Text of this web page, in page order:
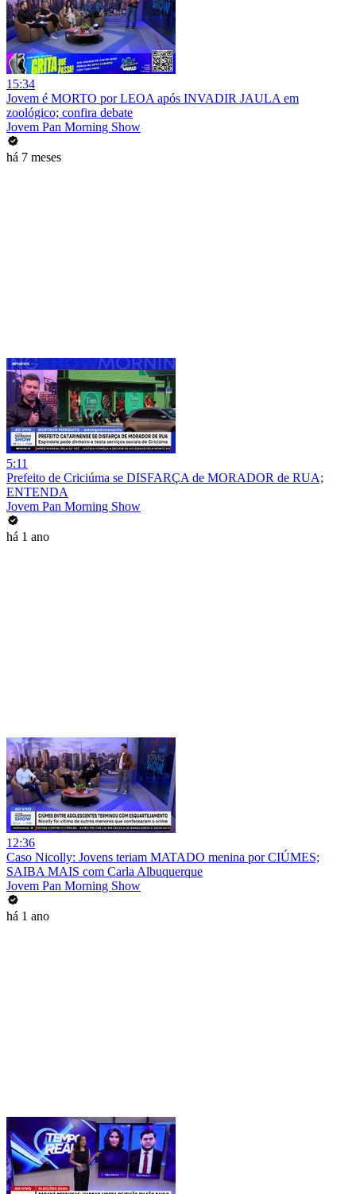
15:34
Jovem é MORTO por LEOA após INVADIR JAULA em
zoológico; confira debate
Jovem Pan Morning Show
há 7 meses
5:11
Prefeito de Criciúma se DISFARÇA de MORADOR de RUA;
ENTENDA
Jovem Pan Morning Show
há 1 ano
12:36
Caso Nicolly: Jovens teriam MATADO menina por CIÚMES;
SAIBA MAIS com Carla Albuquerque
Jovem Pan Morning Show
há 1 ano